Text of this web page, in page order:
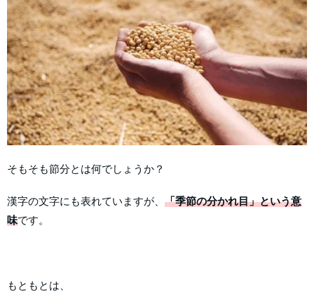
そもそも節分とは何でしょうか？
漢字の文字にも表れていますが、 「季節の分かれ目」という意
味です。
もともとは、